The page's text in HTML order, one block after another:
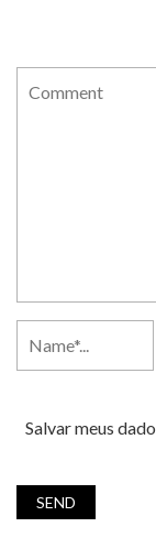
Salvar meus